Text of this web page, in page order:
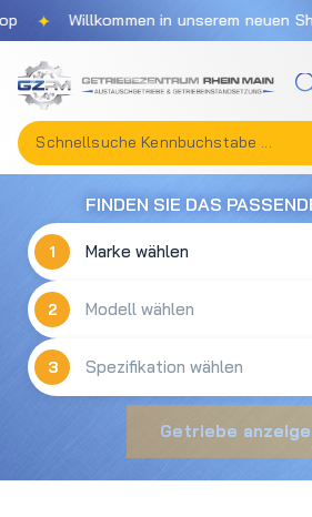
Zum Hauptinhalt springen
Willkommen in unserem neuen
FINDEN SIE DAS
1
2
3
Getriebe